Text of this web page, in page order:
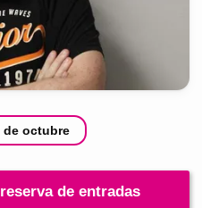
de octubre
de entradas